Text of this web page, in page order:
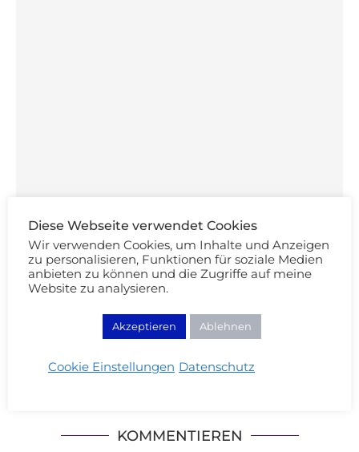
Sommer Kapsel Garderobe 2022
KOMMENTIEREN
Diese Webseite verwendet Cookies
Wir verwenden Cookies, um Inhalte und Anzeigen
zu personalisieren, Funktionen für soziale Medien
anbieten zu können und die Zugriffe auf meine
Website zu analysieren.
Akzeptieren Ablehnen
Cookie Einstellungen Datenschutz